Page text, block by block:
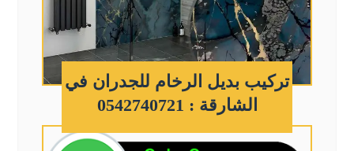
تركيب بديل الرخام للجدران في
الشارقة : 0542740721